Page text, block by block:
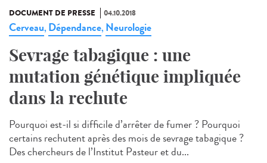
DOCUMENT DE PRESSE 04.10.2018
Cerveau, Dépendance, Neurologie
Sevrage tabagique : une
mutation génétique impliquée
dans la rechute
Pourquoi est-il si difficile d’arrêter de fumer ? Pourquoi
certains rechutent après des mois de sevrage tabagique ?
Des chercheurs de l’Institut Pasteur et du...